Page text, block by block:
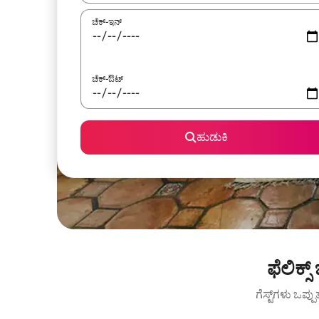
ಚೆಕ್-ಇನ್
ಚೆಕ್-ಔಟ್
ಹುಡುಕಿ
ಗೆಸ್ಟ್‌ಗಳು